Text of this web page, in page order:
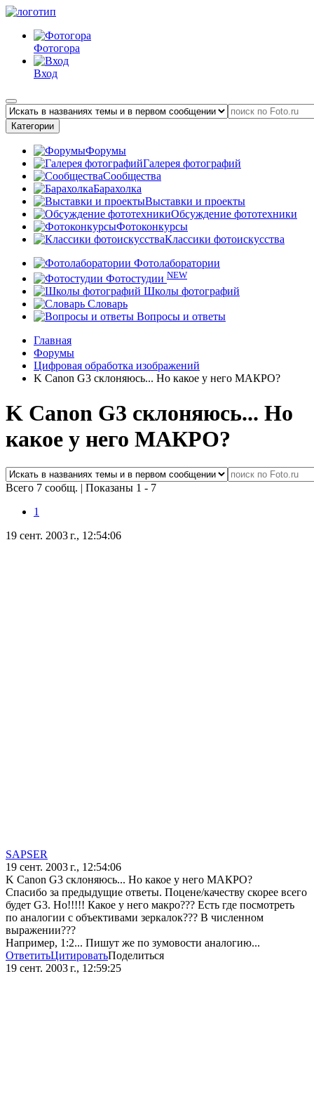
Фотогора
Вход
Категории
Форумы
Галерея фотографий
Сообщества
Барахолка
Выставки и проекты
Обсуждение фототехники
Фотоконкурсы
Классики фотоискусства
Фотолаборатории
Фотостудии NEW
Школы фотографий
Словарь
Вопросы и ответы
Главная
Форумы
Цифровая обработка изображений
K Canon G3 склоняюсь... Но какое у него МАКРО?
K Canon G3 склоняюсь... Но
какое у него МАКРО?
Всего 7 сообщ. | Показаны 1 - 7
1
19 сент. 2003 г., 12:54:06
SAPSER
19 сент. 2003 г., 12:54:06
K Canon G3 склоняюсь... Но какое у него МАКРО?
Спасибо за предыдущие ответы. Поцене/качеству скорее всего
будет G3. Но!!!!! Какое у него макро??? Есть где посмотреть
по аналогии с объективами зеркалок??? В численном
выражении???
Например, 1:2... Пишут же по зумовости аналогию...
ОтветитьЦитироватьПоделиться
19 сент. 2003 г., 12:59:25